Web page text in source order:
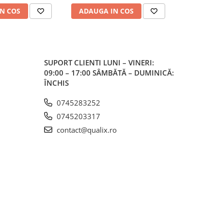
COS ADAUGA IN COS
SUPORT CLIENTI LUNI – VINERI:
09:00 – 17:00 SÂMBĂTĂ – DUMINICĂ:
ÎNCHIS
0745283252
0745203317
contact@qualix.ro